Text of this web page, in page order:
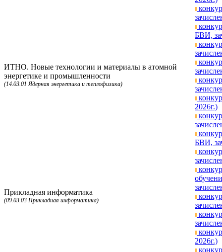
ИТНО. Новые технологии и материалы в атомной
энергетике и промышленности
(14.03.01 Ядерная энергетика и теплофизика)
БВИ,
2026г.)
Прикладная информатика
(09.03.03 Прикладная информатика)
БВИ,
2026г.)